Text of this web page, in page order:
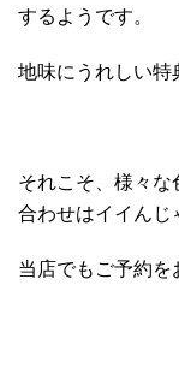
するようです。
地味にうれしい特
それこそ、様々な
合わせはイイんじ
当店でもご予約を